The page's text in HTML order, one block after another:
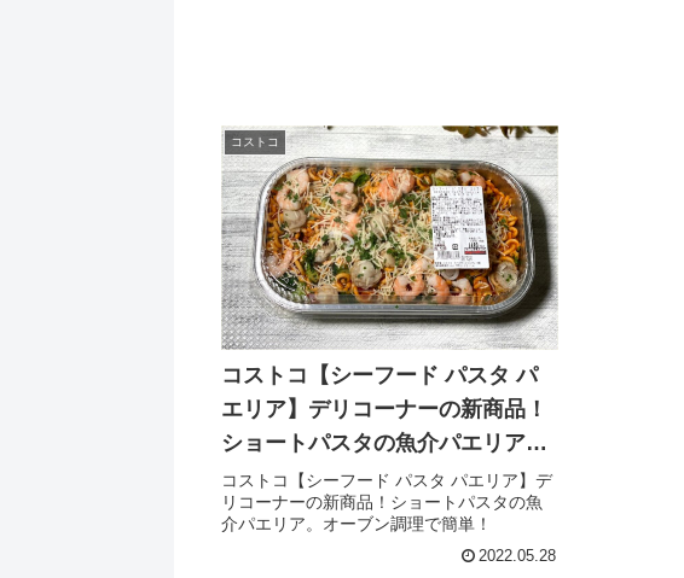
コストコ
コストコ【シーフード パスタ パ
エリア】デリコーナーの新商品！
ショートパスタの魚介パエリア。
オーブン調理で簡単！
コストコ【シーフード パスタ パエリア】デ
リコーナーの新商品！ショートパスタの魚
介パエリア。オーブン調理で簡単！
2022.05.28